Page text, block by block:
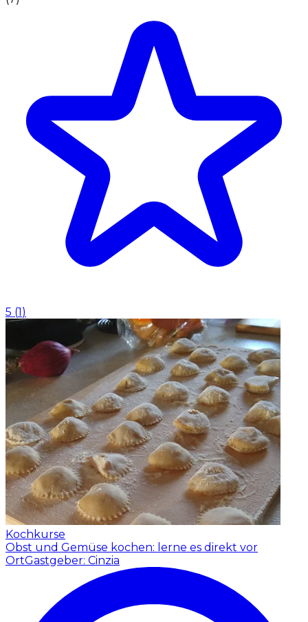
5 (1)
Kochkurse
Obst und Gemüse kochen: lerne es direkt vor
OrtGastgeber: Cinzia